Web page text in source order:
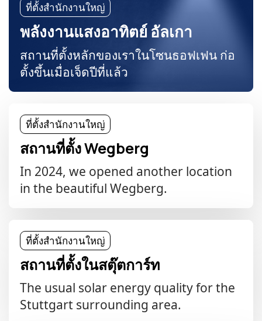
ที่ตั้งสำนักงานใหญ่
พลังงานแสงอาทิตย์ อัลเกา
สถานที่ตั้งหลักของเราในโซนธอฟเฟน ก่อ
ตั้งขึ้นเมื่อเจ็ดปีที่แล้ว
ที่ตั้งสำนักงานใหญ่
สถานที่ตั้ง Wegberg
In 2024, we opened another location
in the beautiful Wegberg.
ที่ตั้งสำนักงานใหญ่
สถานที่ตั้งในสตุ๊ตการ์ท
The usual solar energy quality for the
Stuttgart surrounding area.